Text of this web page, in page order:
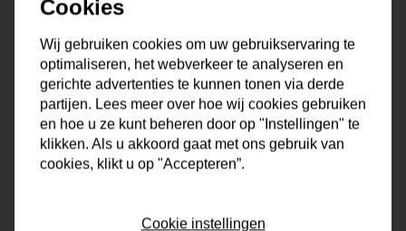
wij hebben ze in ons assortiment. Modern, klassiek, glad of
allemaal mogelijk bij dé Lijstengigant van Nederland. De
keus in formaten is enorm en mocht jouw formaat er niet
bij zitten, dan kun je altijd contact met ons opnemen voor
een lijst op maat. Zo ben je altijd verzekerd van de juiste
lijst voor jouw foto, poster, diploma of wat je ook maar wilt
inlijsten.
Onze lijsten komen uit eigen lijstenmakerij. Hierdoor ben
Cookies
Wij gebruiken cookies om uw gebruikservaring te
optimaliseren, het webverkeer te analyseren en
gerichte advertenties te kunnen tonen via derde
partijen. Lees meer over hoe wij cookies gebruiken
en hoe u ze kunt beheren door op "Instellingen" te
klikken. Als u akkoord gaat met ons gebruik van
cookies, klikt u op "Accepteren”.
Cookie instellingen